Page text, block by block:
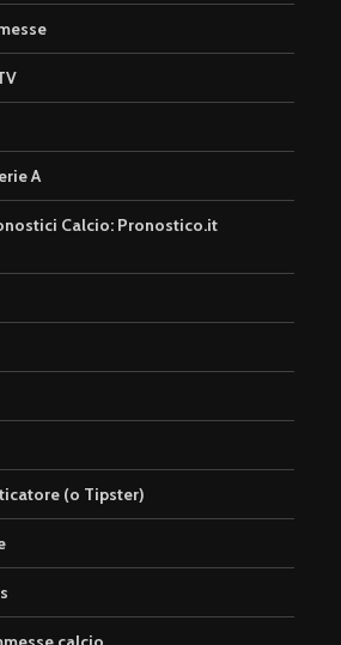
A
Calcio: Pronostico.it
(o Tipster)